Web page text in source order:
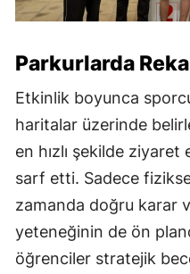
Parkurlarda
Etkinlik boyunca
haritalar üzerinde
en hızlı şekilde
sarf etti. Sadece fiziksel
zamanda doğru karar
yeteneğinin de ön
öğrenciler stratejik